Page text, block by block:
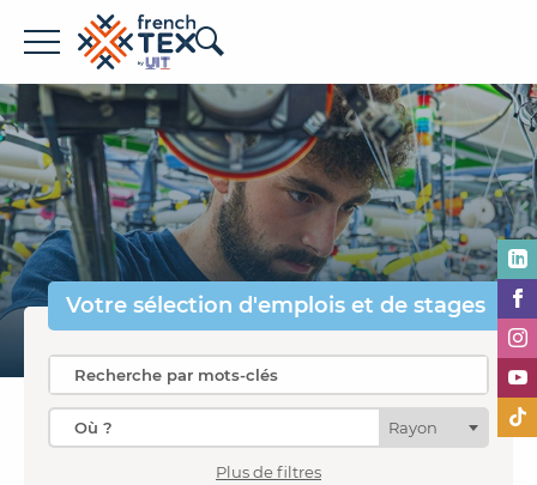
Offres d'emploi
Entreprises
Métiers
Formations
À propos de French TEX
Votre sélection d'emplois et de stages
Rayon
Plus de filtres